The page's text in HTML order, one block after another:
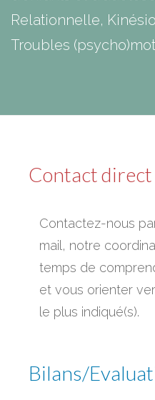
Relationnelle,
Troubles
Contact direct
Contactez-nous
mail, notre
temps de
et vous orienter
le plus indiqué(s).
Bilans/